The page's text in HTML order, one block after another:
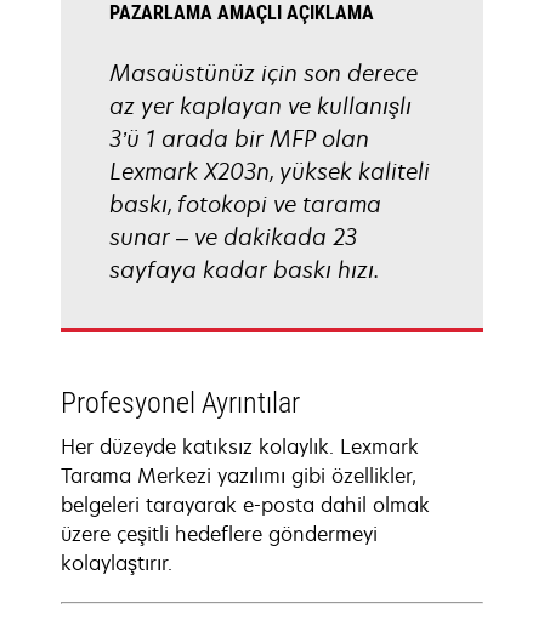
PAZARLAMA AMAÇLI AÇIKLAMA
Masaüstünüz için son derece
az yer kaplayan ve kullanışlı
3’ü 1 arada bir MFP olan
Lexmark X203n, yüksek kaliteli
baskı, fotokopi ve tarama
sunar – ve dakikada 23
sayfaya kadar baskı hızı.
Profesyonel Ayrıntılar
Her düzeyde katıksız kolaylık. Lexmark
Tarama Merkezi yazılımı gibi özellikler,
belgeleri tarayarak e-posta dahil olmak
üzere çeşitli hedeflere göndermeyi
kolaylaştırır.